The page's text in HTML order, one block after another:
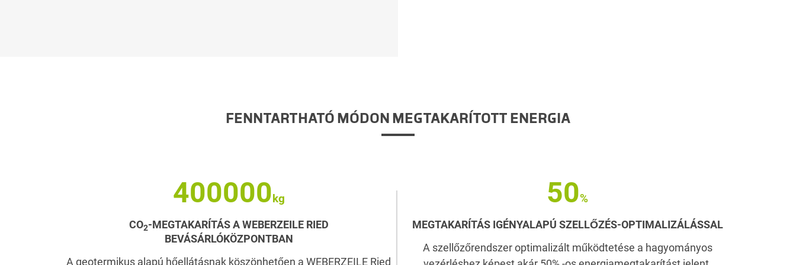
FENNTARTHATÓ MÓDON MEGTAKARÍTOTT ENERGIA
400000
CO2-MEGTAKARÍTÁS A WEBERZEILE RIED
BEVÁSÁRLÓKÖZPONTBAN
A geotermikus alapú hőellátásnak köszönhetően a WEBERZEILE Ried
50
MEGTAKARÍTÁS IGÉNYALAPÚ SZELLŐZÉS-OPTIMALIZÁLÁSSAL
A szellőzőrendszer optimalizált működtetése a hagyományos